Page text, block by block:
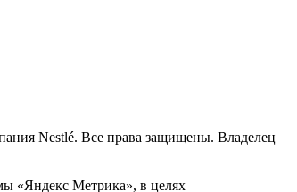
Nestlé. Все права защищены. Владелец
«Яндекс Метрика», в целях